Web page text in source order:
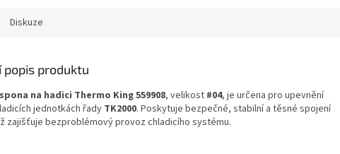
Diskuze
popis produktu
spona na hadici Thermo King 559908, velikost #04, je určena pro upevnění
jednotkách řady TK2000. Poskytuje bezpečné, stabilní a těsné spojení
zajišťuje bezproblémový provoz chladicího systému.